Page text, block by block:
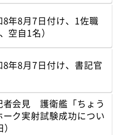
年8月7日付け、1佐職
空自1名）
年8月7日付け、書記官
者会見 護衛艦「ちょう
ク実射試験成功につい